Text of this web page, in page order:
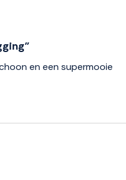
en een supermooie